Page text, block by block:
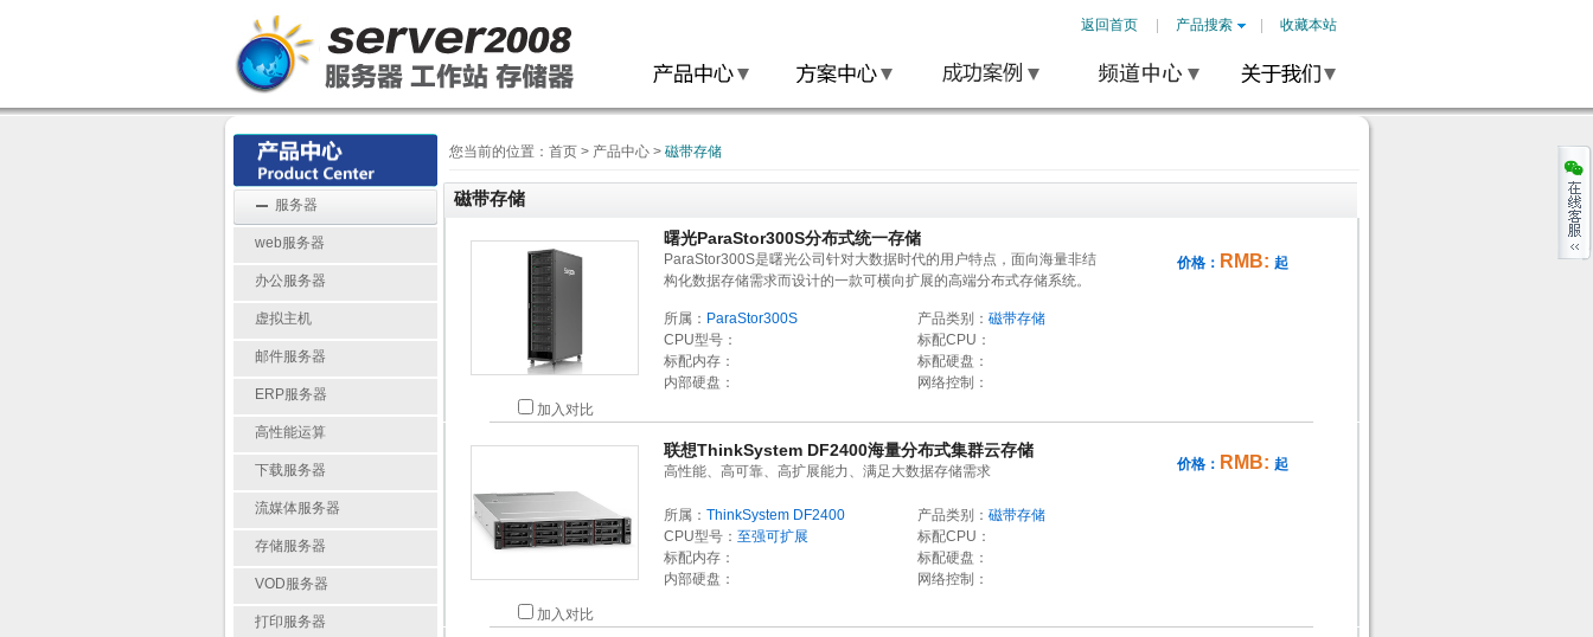
返回首页 产品搜索 收藏本站
服务器
web服务器
办公服务器
虚拟主机
邮件服务器
ERP服务器
高性能运算
下载服务器
流媒体服务器
存储服务器
VOD服务器
打印服务器
您当前的位置： 首页 > 产品中心 > 磁带存储
磁带存储
加入对比
曙光ParaStor300S分布式统一存储
价格： RMB: 起
ParaStor300S是曙光公司针对大数据时代的用户特点，面向海量非结
构化数据存储需求而设计的一款可横向扩展的高端分布式存储系统。
所属： ParaStor300S 产品类别： 磁带存储
CPU型号：
标配CPU：
标配内存：
标配硬盘：
内部硬盘：
网络控制：
加入对比
联想ThinkSystem DF2400海量分布式集群云存储
价格： RMB: 起
高性能、高可靠、高扩展能力、满足大数据存储需求
所属： ThinkSystem DF2400 产品类别： 磁带存储
CPU型号： 至强可扩展
标配CPU：
标配内存：
标配硬盘：
内部硬盘：
网络控制：